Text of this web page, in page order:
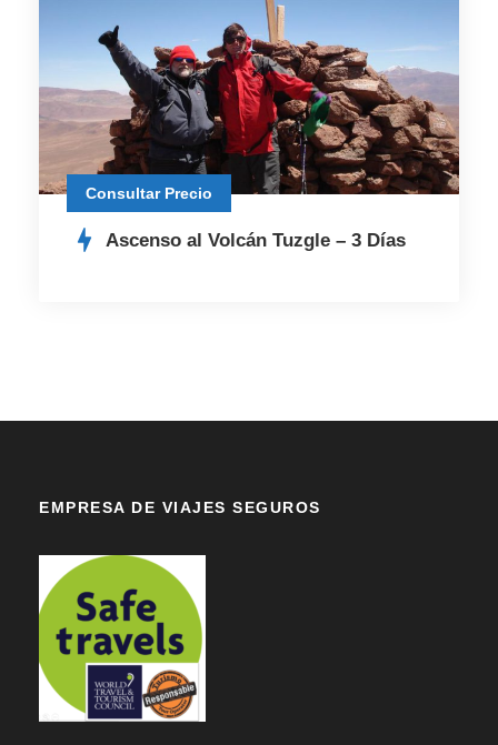
Consultar Precio
Ascenso al Volcán Tuzgle – 3 Días
EMPRESA DE VIAJES SEGUROS